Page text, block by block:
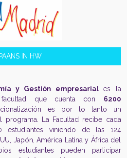
IN HW
y Gestión empresariales la
que cuenta con 6200
es por lo tanto un
La Facultad recibe cada
viniendo de las 124
Japón, América Latina y África del
estudiantes pueden participar